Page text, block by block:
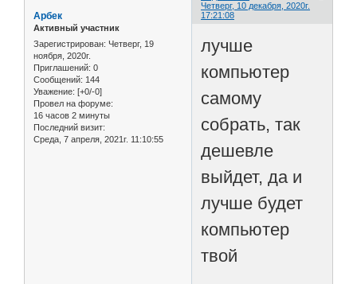
Четверг, 10 декабря, 2020г.
17:21:08
Арбек
Активный участник
Зарегистрирован: Четверг, 19
ноября, 2020г.
Приглашений: 0
Сообщений: 144
Уважение: [+0/-0]
Провел на форуме:
16 часов 2 минуты
Последний визит:
Среда, 7 апреля, 2021г. 11:10:55
лучше
компьютер
самому
собрать, так
дешевле
выйдет, да и
лучше будет
компьютер
твой